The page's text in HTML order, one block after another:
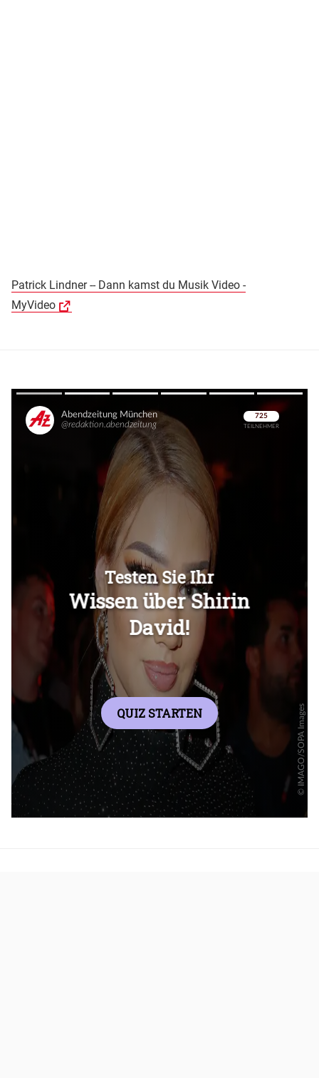
Patrick Lindner -- Dann kamst du Musik Video -
MyVideo
Überspringen
Überspringen